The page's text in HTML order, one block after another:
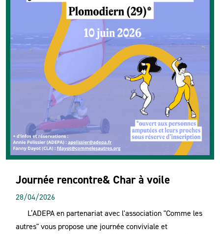
Journée rencontre& Char à voile
28/04/2026
L’ADEPA en partenariat avec l'association "Comme les
autres" vous propose une journée conviviale et